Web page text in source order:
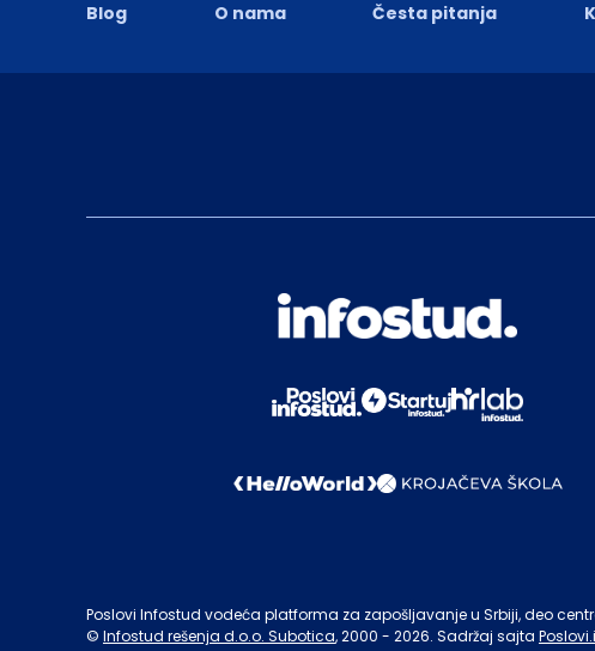
Blog O nama Česta pitanja
Poslovi Infostud vodeća platforma za zapošljavanje u Srbiji, deo
© Infostud rešenja d.o.o. Subotica, 2000 - 2026. Sadržaj sajta